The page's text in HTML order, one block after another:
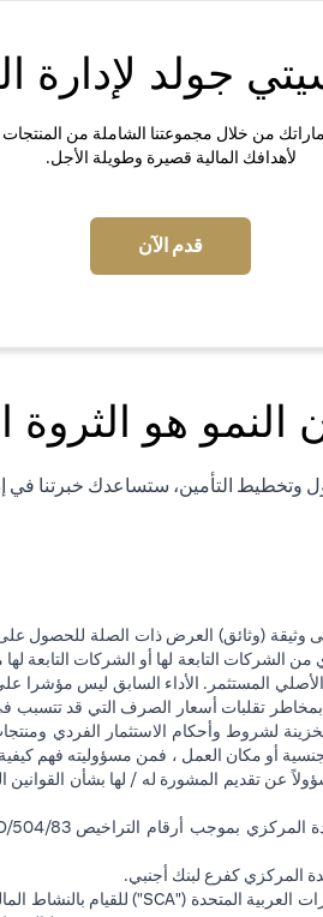
جولد لإدارة
من خلال مجموعتنا الشاملة من المنتجات
لأهدافك المالية قصيرة وطويلة الأجل.
قدم الآن
هو الثروة
وتخطيط التأمين، ستساعدك خبرتنا في
(وثائق) العرض ذات الصلة للحصول
التابعة لها أو الشركات التابعة لها
المستثمر. الأداء السابق ليس مؤشرا
تقلبات أسعار الصرف التي قد تتسبب في
لشروط وأحكام الاستثمار الفردي
أو مكان العمل ، فمن مسؤوليته فهم كيفية
تقديم المشورة له / لها بشأن القوانين
المركزي كفرع لبنك أجنبي.